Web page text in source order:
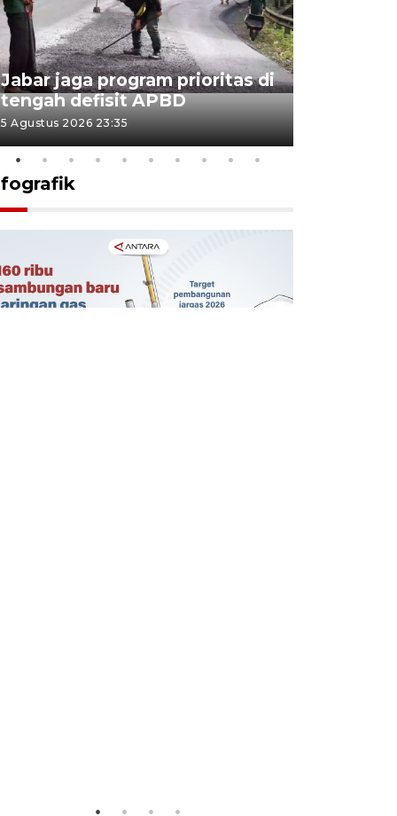
Jabar jaga program prioritas di
tengah defisit APBD
5 Agustus 2026 23:35